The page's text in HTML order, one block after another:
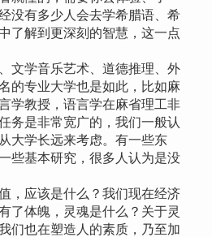
没有多少人会去学希腊语、希
了解到更深刻的智慧，这一点
学音乐艺术、道德推理、外
的专业大学也是如此，比如麻
学教授，语言学在麻省理工非
务是非常宽广的，我们一般认
大学长远来考虑。有一些东
些基本研究，很多人认为是没
应该是什么？我们现在经济
了体魄，灵魂是什么？关于灵
们也在塑造人的素质，乃至加